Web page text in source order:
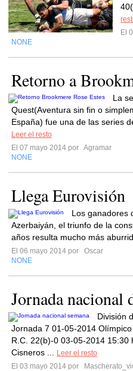
El
NONE
Retorno a
La
Quest(Aventura sin fin o
España) fue una de las series
Leer el resto
El 07 mayo 2014 por Agramar
NONE
Llega Eurovisión
Los ganadores
Azerbaiyán, el triunfo de la
años resulta mucho más
El 06 mayo 2014 por
Oscar
NONE
Jornada nacional
División
Jornada 7 01-05-2014
R.C. 22(b)-0 03-05-2014 15:30
Cisneros ...
Leer el resto
El 03 mayo 2014 por